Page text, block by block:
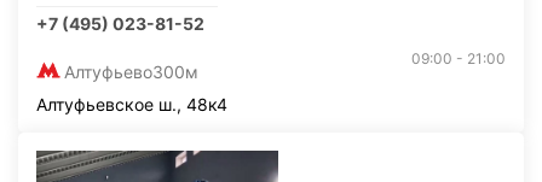
+7 (495) 023-81-52
Алтуфьево300м
09:00 - 21:00
Алтуфьевское ш., 48к4